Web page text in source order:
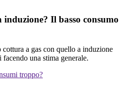
Il basso consumo
a gas con quello a induzione
una stima generale.
troppo?